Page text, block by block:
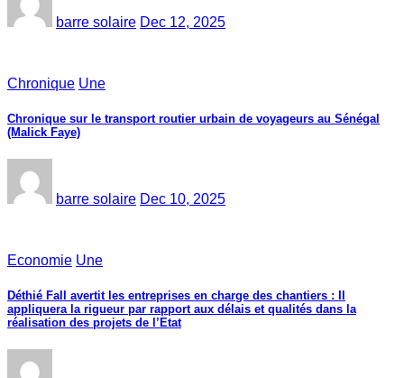
barre solaire Dec 12, 2025
Chronique Une
Chronique sur le transport routier urbain de voyageurs au Sénégal
(Malick Faye)
barre solaire Dec 10, 2025
Economie Une
Déthié Fall avertit les entreprises en charge des chantiers : Il
appliquera la rigueur par rapport aux délais et qualités dans la
réalisation des projets de l’Etat